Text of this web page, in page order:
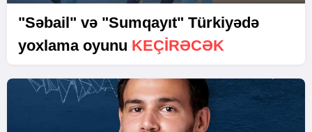
"Səbail" və "Sumqayıt" Türkiyədə
yoxlama oyunu KEÇIRƏCƏK